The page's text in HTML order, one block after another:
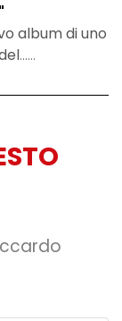
album di uno
......